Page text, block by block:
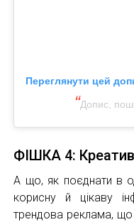
Переглянути цей
Допис,
ФІШКА 4: Креатив
А що, як поєднати в
корисну й цікаву
трендова реклама, що